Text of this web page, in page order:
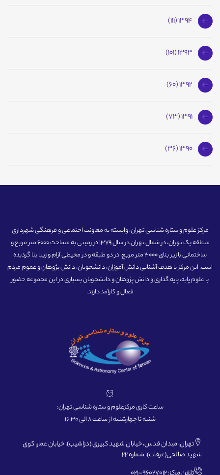
1394 (111)
1393 (101)
1392 (60)
1391 (73)
1390 (36)
مرکز علوم و ستاره شناسی تهران، وابسته به معاونت اجتماعی و فرهنگی شهرداری
منطقه یک تهران، در شمال تهران در سال 1379 در زمینی به مساحت 6000 متر مربع و
ساختمانی با زیر بنای 3000 متر مربع، در دو طبقه و در محیطی آرام و زیبا بنا گردیده
است. این مرکز با هدف آشنایی دانش آموزان، دانشجویان، دانش پژوهان و عموم مردم
با علوم پایه، پایه گذاری و دانش پژوهان و دانشجویان بسیاری در این مجموعه حضور
فعال و کارآمد دارند.
ساعت کاری مرکزعلوم و ستاره شناسی تهران:
شنبه تا چهارشنبه از ساعت 8 الی 16:30
تهران، میدان قدس، خیابان شهید کبیری (دزاشیب)، خیابان عمار، کوی
شهید صالحی(عرفات)، شماره 22